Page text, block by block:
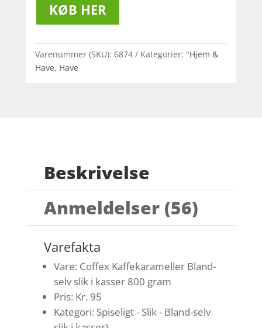
KØB HER
Varenummer (SKU): 6874 Kategorier: "Hjem &
Have, Have
Beskrivelse
Anmeldelser (56)
Varefakta
Vare: Coffex Kaffekarameller Bland-
selv slik i kasser 800 gram
Pris: Kr. 95
Kategori: Spiseligt - Slik - Bland-selv